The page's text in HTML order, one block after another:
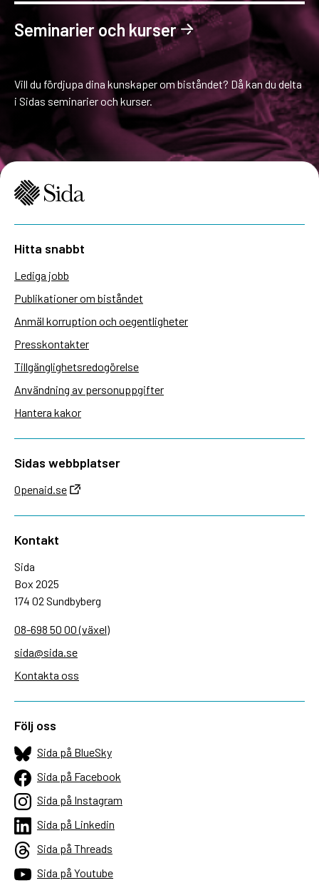
Seminarier och kurser
Vill du fördjupa dina kunskaper om biståndet? Då kan du delta
i Sidas seminarier och kurser.
Hitta snabbt
Lediga jobb
Publikationer om biståndet
Anmäl korruption och oegentligheter
Presskontakter
Tillgänglighetsredogörelse
Användning av personuppgifter
Hantera kakor
Sidas webbplatser
Openaid.se
Kontakt
Sida
Box 2025
174 02 Sundbyberg
08-698 50 00 (växel)
sida@sida.se
Kontakta oss
Följ oss
Sida på BlueSky
Sida på Facebook
Sida på Instagram
Sida på Linkedin
Sida på Threads
Sida på Youtube